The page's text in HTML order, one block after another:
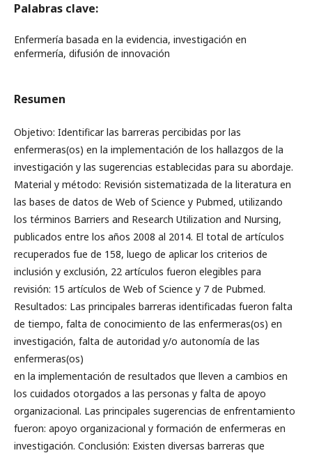
Palabras clave:
Enfermería basada en la evidencia, investigación en
enfermería, difusión de innovación
Resumen
Objetivo: Identificar las barreras percibidas por las
enfermeras(os) en la implementación de los hallazgos de la
investigación y las sugerencias establecidas para su abordaje.
Material y método: Revisión sistematizada de la literatura en
las bases de datos de Web of Science y Pubmed, utilizando
los términos Barriers and Research Utilization and Nursing,
publicados entre los años 2008 al 2014. El total de artículos
recuperados fue de 158, luego de aplicar los criterios de
inclusión y exclusión, 22 artículos fueron elegibles para
revisión: 15 artículos de Web of Science y 7 de Pubmed.
Resultados: Las principales barreras identificadas fueron falta
de tiempo, falta de conocimiento de las enfermeras(os) en
investigación, falta de autoridad y/o autonomía de las
enfermeras(os)
en la implementación de resultados que lleven a cambios en
los cuidados otorgados a las personas y falta de apoyo
organizacional. Las principales sugerencias de enfrentamiento
fueron: apoyo organizacional y formación de enfermeras en
investigación. Conclusión: Existen diversas barreras que